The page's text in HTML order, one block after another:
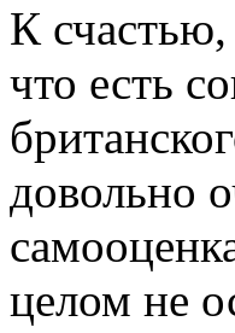
К
что есть
довольно
целом не